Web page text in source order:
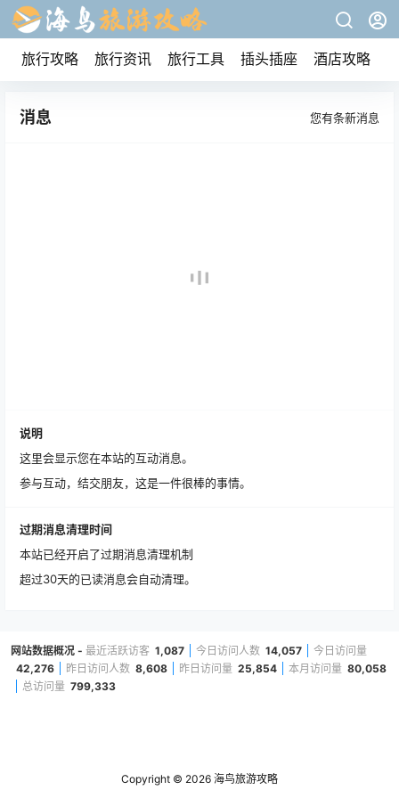
旅行攻略 旅行资讯 旅行工具 插头插座 酒店攻略
消息 您有条新消息
说明
这里会显示您在本站的互动消息。
参与互动，结交朋友，这是一件很棒的事情。
过期消息清理时间
本站已经开启了过期消息清理机制
超过30天的已读消息会自动清理。
网站数据概况 - 最近活跃访客 1,087 今日访问人数 14,057
今日访问量
42,276
昨日访问人数 8,608 昨日访问量 25,854 本月访问量 80,058
总访问量 799,333
Copyright © 2026 海鸟旅游攻略